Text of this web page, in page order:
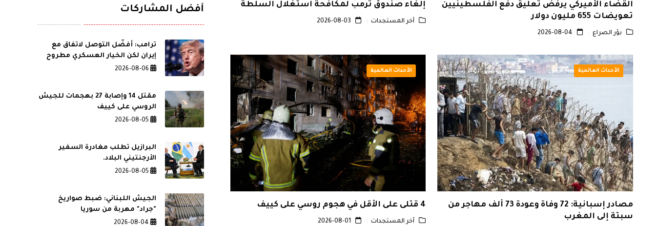
القضاء الأميركي يرفض تعليق دفع الفلسطينيين
تعويضات 655 مليون دولار
بؤر الصراع
إلغاء صندوق ترمب لمكافحة استغلال السلطة
آخر المستجدات
الأحداث العالمية
مصادر إسبانية: 72 وفاة وعودة 73 ألف مهاجر من
سبتة إلى المغرب
الأحداث العالمية
4 قتلى على الأقل في هجوم روسي على كييف
آخر المستجدات
أفضل المشاركات
ترامب: أفضّل التوصل لاتفاق مع
إيران لكن الخيار العسكري مطروح
مقتل ⁠14 وإصابة ‌27 بهجمات للجيش
الروسي على كييف
البرازيل تطلب مغادرة السفير
الأرجنتيني البلاد.
الجيش اللبناني: ضبط صواريخ
"جراد" مهربة من سوريا